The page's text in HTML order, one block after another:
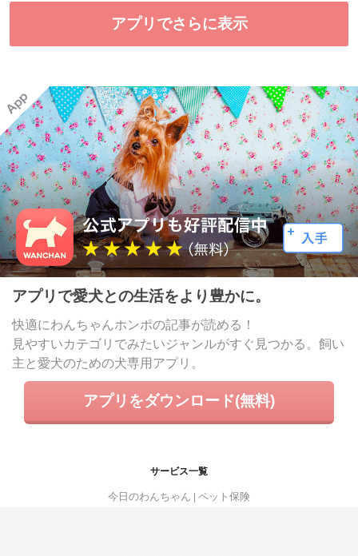
アプリでさらに表示
アプリで愛犬との生活をより豊かに。
快適にわんちゃんホンポの記事が読める！
見やすいカテゴリでみたいジャンルがすぐ見つかる。飼い
主と愛犬のための犬専用アプリ。
アプリをダウンロード(無料)
サービス一覧
今日のわんちゃん ペット保険